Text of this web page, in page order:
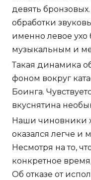
девять
обработки
именно левое ухо
музыкальным и
Такая динамика
фоном вокруг
Боинга.
вкуснятина
Наши чиновники
оказался легче и
Несмотря на то,
конкретное
Об отказе от